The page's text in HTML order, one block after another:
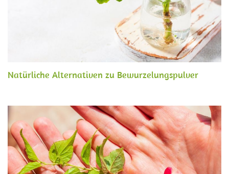
Natürliche Alternativen zu Bewurzelungspulver